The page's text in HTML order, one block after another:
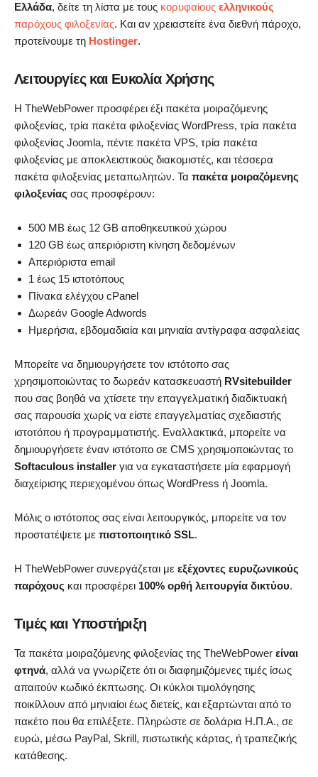
Ελλάδα, δείτε τη λίστα με τους κορυφαίους ελληνικούς
παρόχους φιλοξενίας. Και αν χρειαστείτε ένα διεθνή πάροχο,
προτείνουμε τη Hostinger.
Λειτουργίες και Ευκολία Χρήσης
Η TheWebPower προσφέρει έξι πακέτα μοιραζόμενης
φιλοξενίας, τρία πακέτα φιλοξενίας WordPress, τρία πακέτα
φιλοξενίας Joomla, πέντε πακέτα VPS, τρία πακέτα
φιλοξενίας με αποκλειστικούς διακομιστές, και τέσσερα
πακέτα φιλοξενίας μεταπωλητών. Τα πακέτα μοιραζόμενης
φιλοξενίας σας προσφέρουν:
500 MB έως 12 GB αποθηκευτικού χώρου
120 GB έως απεριόριστη κίνηση δεδομένων
Απεριόριστα email
1 έως 15 ιστοτόπους
Πίνακα ελέγχου cPanel
Δωρεάν Google Adwords
Ημερήσια, εβδομαδιαία και μηνιαία αντίγραφα ασφαλείας
Μπορείτε να δημιουργήσετε τον ιστότοπο σας
χρησιμοποιώντας το δωρεάν κατασκευαστή RVsitebuilder
που σας βοηθά να χτίσετε την επαγγελματική διαδικτυακή
σας παρουσία χωρίς να είστε επαγγελματίας σχεδιαστής
ιστοτόπου ή προγραμματιστής. Εναλλακτικά, μπορείτε να
δημιουργήσετε έναν ιστότοπο σε CMS χρησιμοποιώντας το
Softaculous installer για να εγκαταστήσετε μία εφαρμογή
διαχείρισης περιεχομένου όπως WordPress ή Joomla.
Μόλις ο ιστότοπος σας είναι λειτουργικός, μπορείτε να τον
προστατέψετε με πιστοποιητικό SSL.
Η TheWebPower συνεργάζεται με εξέχοντες ευρυζωνικούς
παρόχους και προσφέρει 100% ορθή λειτουργία δικτύου.
Τιμές και Υποστήριξη
Τα πακέτα μοιραζόμενης φιλοξενίας της TheWebPower είναι
φτηνά, αλλά να γνωρίζετε ότι οι διαφημιζόμενες τιμές ίσως
απαιτούν κωδικό έκπτωσης. Οι κύκλοι τιμολόγησης
ποικίλλουν από μηνιαίοι έως διετείς, και εξαρτώνται από το
πακέτο που θα επιλέξετε. Πληρώστε σε δολάρια Η.Π.Α., σε
ευρώ, μέσω PayPal, Skrill, πιστωτικής κάρτας, ή τραπεζικής
κατάθεσης.